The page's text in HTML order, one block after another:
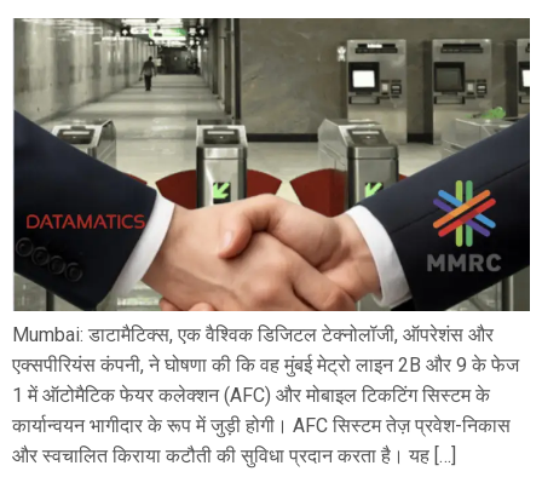
Mumbai: डाटामैटिक्स, एक वैश्विक डिजिटल टेक्नोलॉजी, ऑपरेशंस और
एक्सपीरियंस कंपनी, ने घोषणा की कि वह मुंबई मेट्रो लाइन 2B और 9 के फेज
1 में ऑटोमैटिक फेयर कलेक्शन (AFC) और मोबाइल टिकटिंग सिस्टम के
कार्यान्वयन भागीदार के रूप में जुड़ी होगी। AFC सिस्टम तेज़ प्रवेश-निकास
और स्वचालित किराया कटौती की सुविधा प्रदान करता है। यह […]